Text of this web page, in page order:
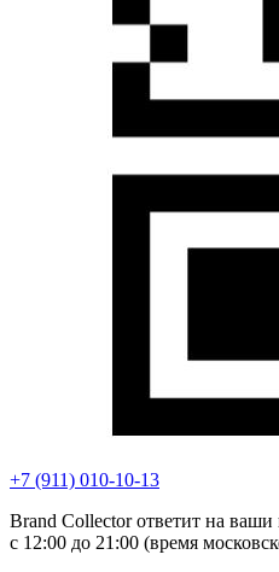
+7 (911) 010-10-13
Brand Collector ответит на
с 12:00 до 21:00 (время